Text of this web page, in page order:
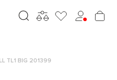
TL1 BIG 201399